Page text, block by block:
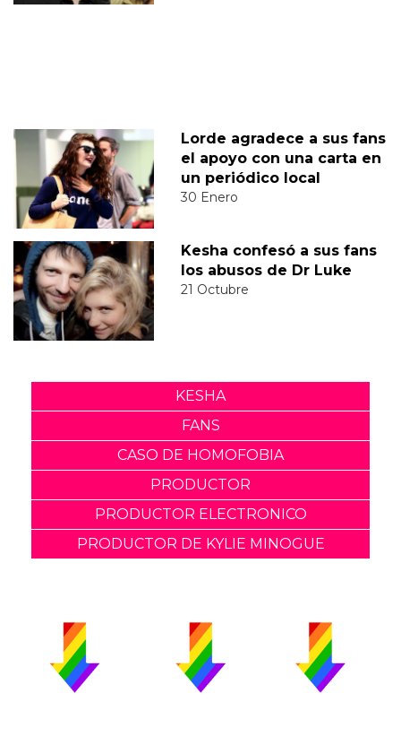
Lorde agradece a sus fans
el apoyo con una carta en
un periódico local
30 Enero
Kesha confesó a sus fans
los abusos de Dr Luke
21 Octubre
KESHA
FANS
CASO DE HOMOFOBIA
PRODUCTOR
PRODUCTOR ELECTRONICO
PRODUCTOR DE KYLIE MINOGUE